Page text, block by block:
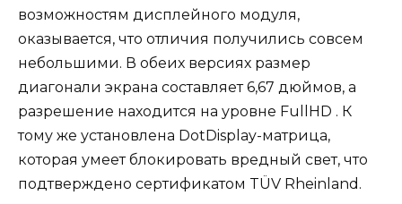
возможностям дисплейного модуля,
оказывается, что отличия получились совсем
небольшими. В обеих версиях размер
диагонали экрана составляет 6,67 дюймов, а
разрешение находится на уровне FullHD . К
тому же установлена DotDisplay-матрица,
которая умеет блокировать вредный свет, что
подтверждено сертификатом TÜV Rheinland.